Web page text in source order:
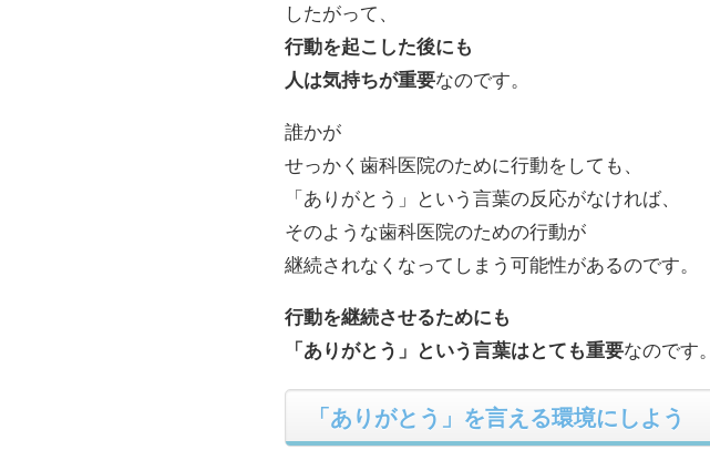
したがって、
行動を起こした後にも
人は気持ちが重要なのです。
誰かが
せっかく歯科医院のために行動をしても、
「ありがとう」という言葉の反応がなければ、
そのような歯科医院のための行動が
継続されなくなってしまう可能性があるのです。
行動を継続させるためにも
「ありがとう」という言葉はとても重要なのです。
「ありがとう」を言える環境にしよう